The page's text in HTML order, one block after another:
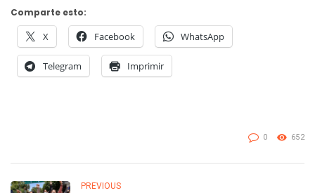
Comparte esto:
X Facebook WhatsApp
Telegram Imprimir
0 652
PREVIOUS